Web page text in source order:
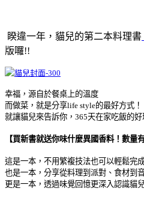
睽違一年，貓兒的第二本料理書
版囉!!
幸福，源自於餐桌上的溫度
而做菜，就是分享life style的最好方式！
就讓貓兒來告訴你，365天在家吃飯的好
【買新書就送你味什麼異國香料！數量
這是一本，不用繁複技法也可以輕鬆完
也是一本，分享從料理到派對、食材到
更是一本，透過味覺回憶更深入認識貓